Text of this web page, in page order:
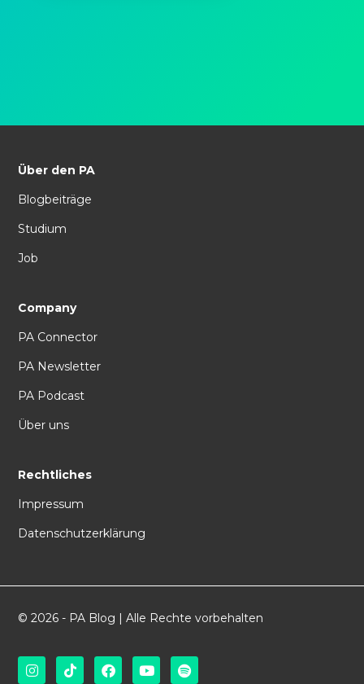
Über den PA
Blogbeiträge
Studium
Job
Company
PA Connector
PA Newsletter
PA Podcast
Über uns
Rechtliches
Impressum
Datenschutzerklärung
© 2026 - PA Blog | Alle Rechte vorbehalten